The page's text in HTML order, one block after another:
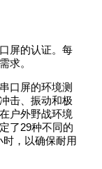
屏的认证。每
求。
口屏的环境测
击、振动和极
户外野战环境
了29种不同的
，以确保耐用